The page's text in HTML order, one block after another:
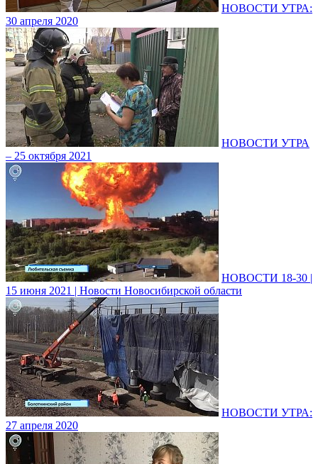
НОВОСТИ УТРА:
30 апреля 2020
НОВОСТИ УТРА
– 25 октября 2021
НОВОСТИ 18-30 |
15 июня 2021 | Новости Новосибирской области
НОВОСТИ УТРА:
27 апреля 2020